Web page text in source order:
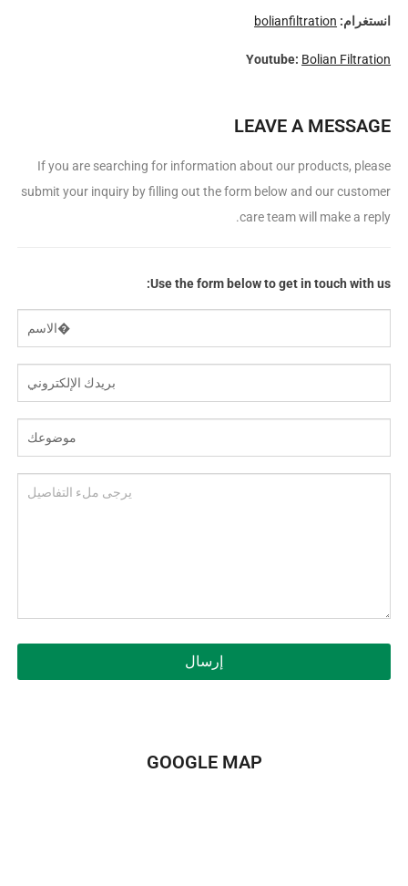
انستغرام: bolianfiltration
Youtube: Bolian Filtration
LEAVE A MESSAGE
If you are searching for information about our products, please
submit your inquiry by filling out the form below and our customer
care team will make a reply
.
Use the form below to get in touch with us
:
إرسال
GOOGLE MAP